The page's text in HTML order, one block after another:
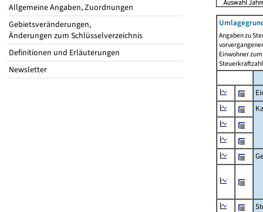
Allgemeine Angaben, Zuordnungen
Gebietsveränderungen,
Änderungen zum Schlüsselverzeichnis
Definitionen und Erläuterungen
Newsletter
Angaben zu
Einwohner